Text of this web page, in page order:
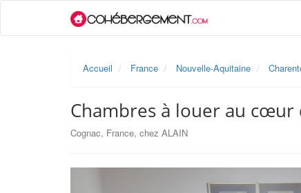
Accueil France Nouvelle-Aquitaine
Chambres à louer au cœur
Cognac, France, chez ALAIN